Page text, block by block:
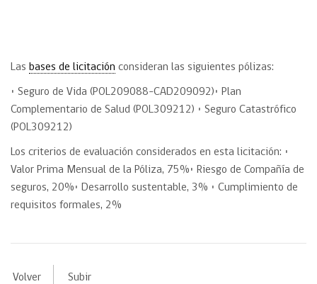
Las bases de licitación consideran las siguientes pólizas:
• Seguro de Vida (POL209088-CAD209092)• Plan
Complementario de Salud (POL309212) • Seguro Catastrófico
(POL309212)
Los criterios de evaluación considerados en esta licitación: •
Valor Prima Mensual de la Póliza, 75%• Riesgo de Compañía de
seguros, 20%• Desarrollo sustentable, 3% • Cumplimiento de
requisitos formales, 2%
Volver Subir